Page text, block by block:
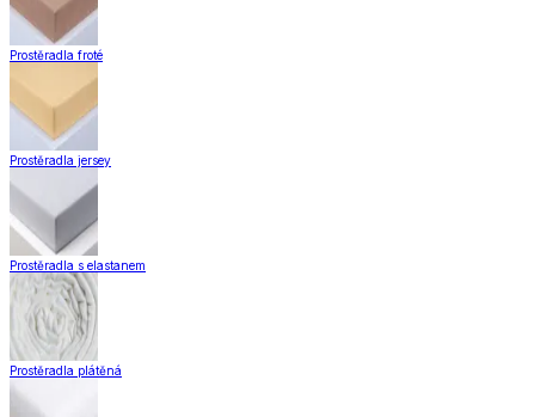
Prostěradla froté
Prostěradla jersey
Prostěradla s elastanem
Prostěradla plátěná